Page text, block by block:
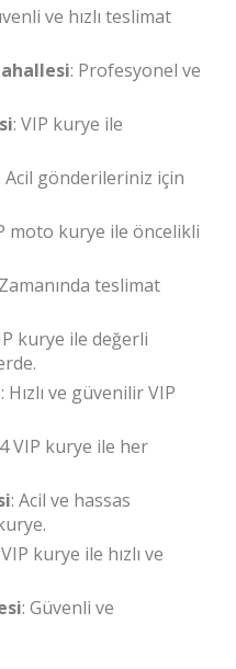
ve hızlı teslimat
: Profesyonel ve
: VIP kurye ile
Acil gönderileriniz için
moto kurye ile öncelikli
teslimat
kurye ile değerli
: Hızlı ve güvenilir VIP
VIP kurye ile her
: Acil ve hassas
kurye ile hızlı ve
: Güvenli ve